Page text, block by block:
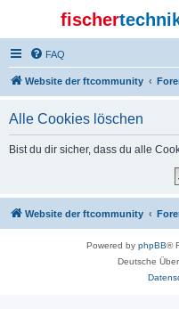
fischer
FAQ
Website der ftcommunity
Alle Cookies löschen
Bist du dir sicher, dass du alle
Website der ftcommunity
Powered by phpBB®
Deutsche